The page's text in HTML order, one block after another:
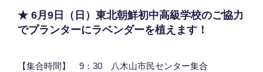
★ 6月9日（日）東北朝鮮初中高級学校のご協力
でプランターにラベンダーを植えます！
【集合時間】 9：30 八木山市民センター集合